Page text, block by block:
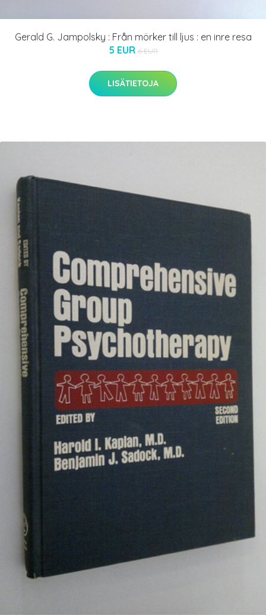
Gerald G. Jampolsky : Från mörker till ljus : en inre resa
5 EUR 6 EUR
LISÄTIETOJA